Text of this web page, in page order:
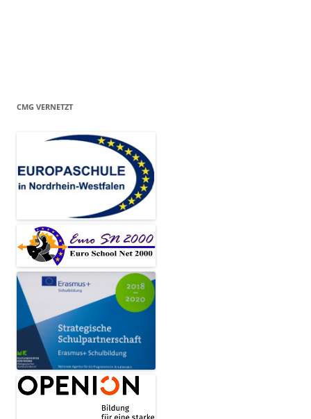
CMG VERNETZT